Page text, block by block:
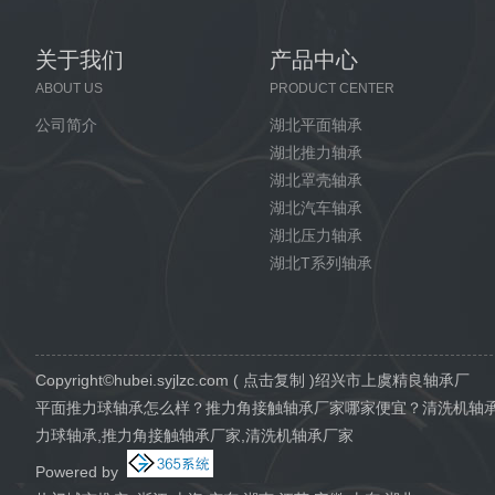
关于我们
ABOUT US
公司简介
产品中心
PRODUCT CENTER
湖北平面轴承
湖北推力轴承
湖北罩壳轴承
湖北汽车轴承
湖北压力轴承
湖北T系列轴承
Copyright©hubei.syjlzc.com ( 点击复制 )绍兴市上虞精良轴承厂
平面推力球轴承怎么样？推力角接触轴承厂家哪家便宜？清洗机
力球轴承,推力角接触轴承厂家,清洗机轴承厂家
Powered by